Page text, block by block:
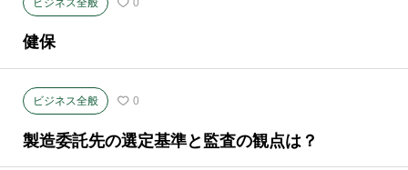
ビジネス全般 0
健保
ビジネス全般 0
製造委託先の選定基準と監査の観点は？